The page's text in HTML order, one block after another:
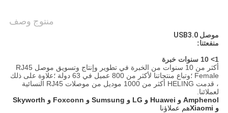
منتوج وصف
موصل USB3.0
منفعتنا:
1> 10 سنوات خبرة
أكثر من 10 سنوات من الخبرة في تطوير وإنتاج وتسويق موصل RJ45
Female ؛وتباع منتجاتنا لأكثر من 800 عميل في 63 دولة ؛علاوة على ذلك
، قدمت HELING أكثر من 1000 موديل من موصلات RJ45 النسائية
لعملائنا.
Amphenol و Huawei و LG و Sumsung و Foxconn و Skyworth
و Xiaomi
هم عملاؤنا